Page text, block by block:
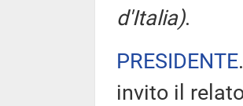
d'Italia).
PRESIDENTE
invito il